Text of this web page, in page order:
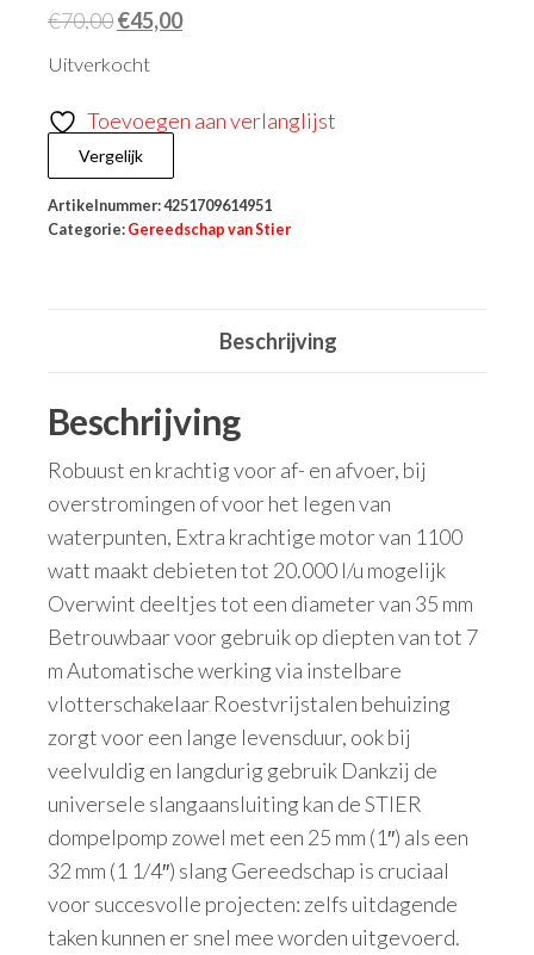
€70,00€45,00
Uitverkocht
Toevoegen aan verlanglijst
Vergelijk
Artikelnummer:4251709614951
Categorie: Gereedschap van Stier
Beschrijving
Beschrijving
Robuust en krachtig voor af- en afvoer, bij
overstromingen of voor het legen van
waterpunten, Extra krachtige motor van 1100
watt maakt debieten tot 20.000 l/u mogelijk
Overwint deeltjes tot een diameter van 35 mm
Betrouwbaar voor gebruik op diepten van tot 7
m Automatische werking via instelbare
vlotterschakelaar Roestvrijstalen behuizing
zorgt voor een lange levensduur, ook bij
veelvuldig en langdurig gebruik Dankzij de
universele slangaansluiting kan de STIER
dompelpomp zowel met een 25 mm (1″) als een
32 mm (1 1/4″) slang Gereedschap is cruciaal
voor succesvolle projecten: zelfs uitdagende
taken kunnen er snel mee worden uitgevoerd.